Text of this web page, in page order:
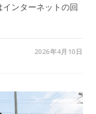
ンターネットの回
2026年4月10日